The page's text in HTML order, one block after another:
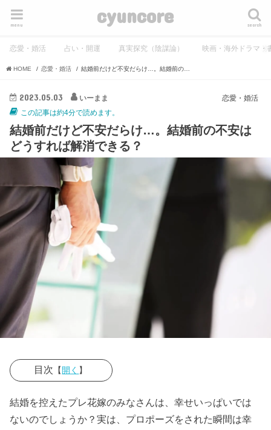
cyuncore search
menu
恋愛・婚活 占い・開運 真実探究（陰謀論） 映画・海外ドラマ・
HOME 恋愛・婚活
恋愛・婚活
2023.05.03
いーまま
この記事は約4分で読めます。
結婚前だけど不安だらけ…。結婚前の不安は
どうすれば解消できる？
目次 【開く 】
› 結婚前はなぜ
不安を感じる
結婚を控えたプレ花嫁のみなさんは、幸せいっぱいでは
ないのでしょうか？実は、プロポーズをされた瞬間は幸